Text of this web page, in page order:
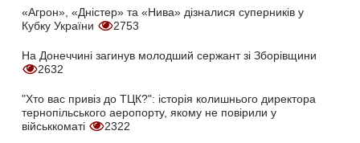
«Агрон», «Дністер» та «Нива» дізналися суперників у
Кубку України
2753
На Донеччині загинув молодший сержант зі Зборівщини
2632
"Хто вас привіз до ТЦК?": історія колишнього директора
тернопільського аеропорту, якому не повірили у
військкоматі
2322